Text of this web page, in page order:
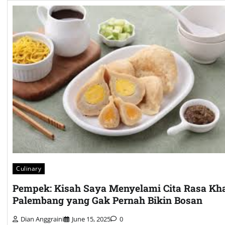
Culinary
Pempek: Kisah Saya Menyelami Cita Rasa
Palembang yang Gak Pernah Bikin Bosan
Dian Anggraini June 15, 2025 0